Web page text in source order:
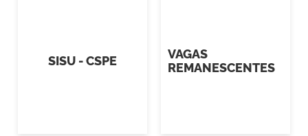
SISU - CSPE
VAGAS
REMANESCENTES